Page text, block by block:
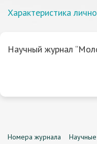
Характеристика
Научный журнал
Номера журнала